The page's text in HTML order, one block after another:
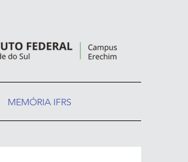
MEMÓRIA IFRS